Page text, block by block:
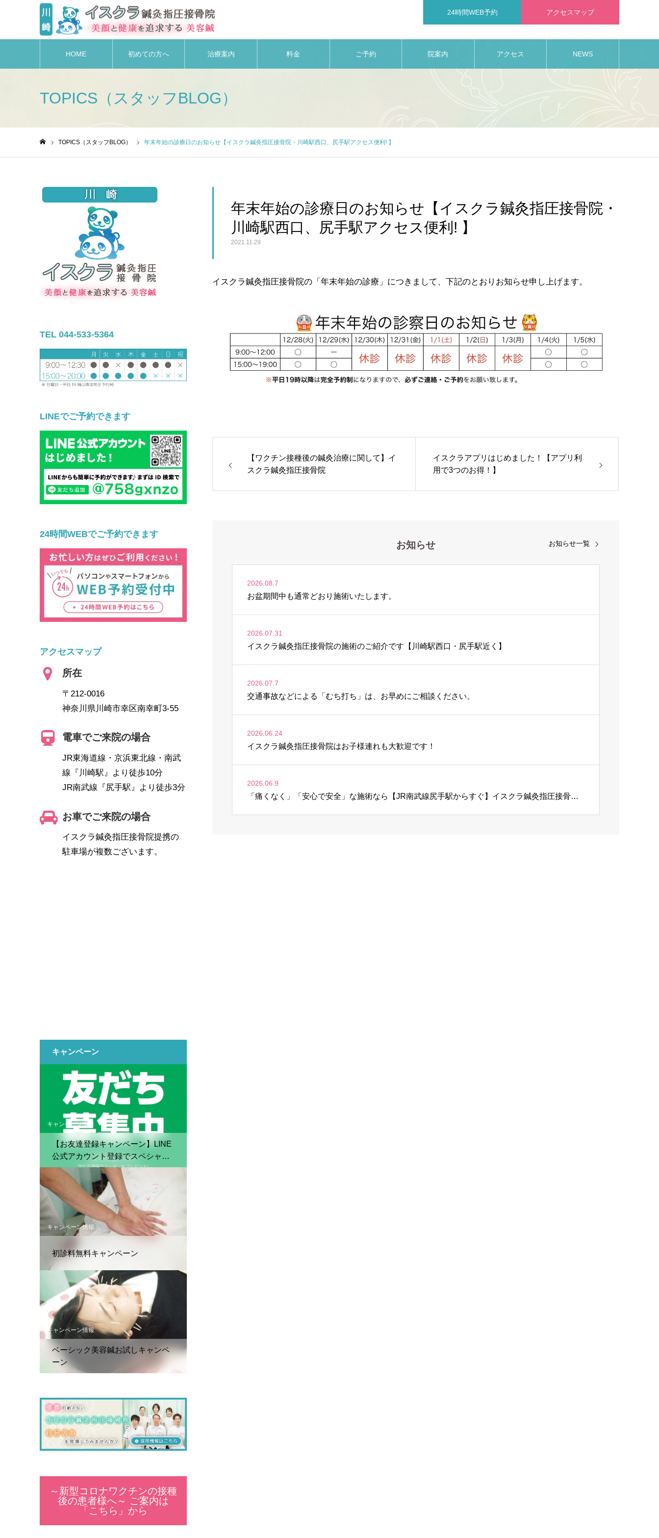
24時間WEB予約 アクセスマップ
HOME 初めての方へ 治療案内 料金 ご予約 院案内 アクセス NEWS
TOPICS（スタッフBLOG）
TOPICS（スタッフBLOG） 年末年始の診療日のお知らせ【イスクラ鍼灸指圧接骨院・川崎駅西口、尻手駅アクセス便利! 】
年末年始の診療日のお知らせ【イスクラ鍼灸指圧接骨院・
川崎駅西口、尻手駅アクセス便利! 】
2021.11.29
イスクラ鍼灸指圧接骨院の「年末年始の診療」につきまして、下記のとおりお知らせ申し上げます。
【ワクチン接種後の鍼灸治療に関して】イ
スクラ鍼灸指圧接骨院
イスクラアプリはじめました！【アプリ利
用で3つのお得！】
お知らせ
2026.08.7
お盆期間中も通常どおり施術いたします。
2026.07.31
イスクラ鍼灸指圧接骨院の施術のご紹介です【川崎駅西口・尻手駅近く】
2026.07.7
交通事故などによる「むち打ち」は、お早めにご相談ください。
2026.06.24
イスクラ鍼灸指圧接骨院はお子様連れも大歓迎です！
2026.06.9
「痛くなく」「安心で安全」な施術なら【JR南武線尻手駅からすぐ】イスクラ鍼灸指圧接骨院へ
お知らせ一覧
TEL 044-533-5364
LINEでご予約できます
24時間WEBでご予約できます
アクセスマップ
所在
〒212-0016
神奈川県川崎市幸区南幸町3-55
電車でご来院の場合
JR東海道線・京浜東北線・南武
線『川崎駅』より徒歩10分
JR南武線『尻手駅』より徒歩3分
お車でご来院の場合
イスクラ鍼灸指圧接骨院提携の
駐車場が複数ございます。
キャンペーン
キャンペーン情報
【お友達登録キャンペーン】LINE
公式アカウント登録でスペシャル
クーポン配布中！
キャンペーン情報
初診料無料キャンペーン
キャンペーン情報
ベーシック美容鍼お試しキャンペ
ーン
～新型コロナワクチンの接種
後の患者様へ～ ご案内は
「こちら」から